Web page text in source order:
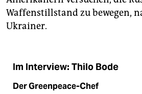
Waffenstillstand zu bewegen,
Ukrainer.
Im Interview: Thilo Bode
Der Greenpeace-Chef